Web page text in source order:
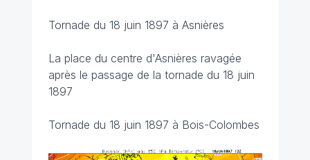
Tornade du 18 juin 1897 à Asnières
La place du centre d'Asnières ravagée
après le passage de la tornade du 18 juin
1897
Tornade du 18 juin 1897 à Bois-Colombes